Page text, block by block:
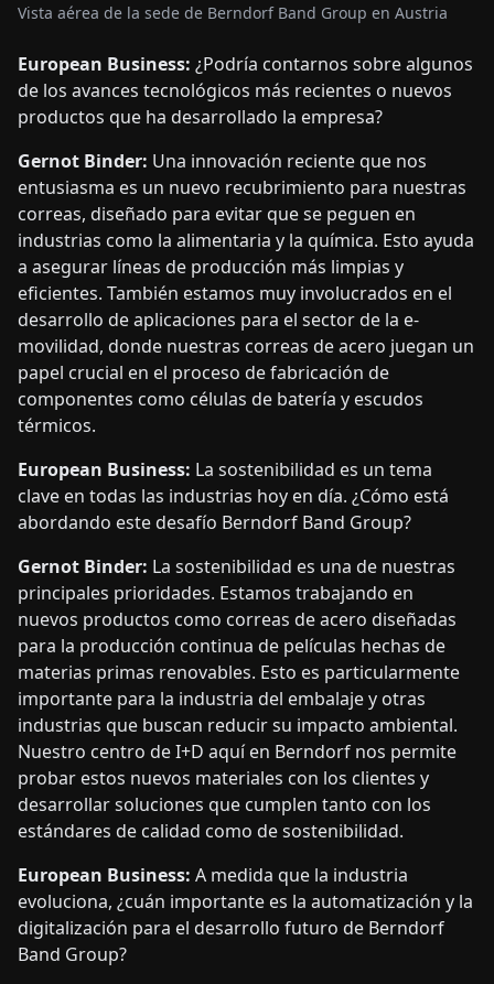
Vista aérea de la sede de Berndorf Band Group en Austria
European Business: ¿Podría contarnos sobre algunos
de los avances tecnológicos más recientes o nuevos
productos que ha desarrollado la empresa?
Gernot Binder: Una innovación reciente que nos
entusiasma es un nuevo recubrimiento para nuestras
correas, diseñado para evitar que se peguen en
industrias como la alimentaria y la química. Esto ayuda
a asegurar líneas de producción más limpias y
eficientes. También estamos muy involucrados en el
desarrollo de aplicaciones para el sector de la e-
movilidad, donde nuestras correas de acero juegan un
papel crucial en el proceso de fabricación de
componentes como células de batería y escudos
térmicos.
European Business: La sostenibilidad es un tema
clave en todas las industrias hoy en día. ¿Cómo está
abordando este desafío Berndorf Band Group?
Gernot Binder: La sostenibilidad es una de nuestras
principales prioridades. Estamos trabajando en
nuevos productos como correas de acero diseñadas
para la producción continua de películas hechas de
materias primas renovables. Esto es particularmente
importante para la industria del embalaje y otras
industrias que buscan reducir su impacto ambiental.
Nuestro centro de I+D aquí en Berndorf nos permite
probar estos nuevos materiales con los clientes y
desarrollar soluciones que cumplen tanto con los
estándares de calidad como de sostenibilidad.
European Business: A medida que la industria
evoluciona, ¿cuán importante es la automatización y la
digitalización para el desarrollo futuro de Berndorf
Band Group?